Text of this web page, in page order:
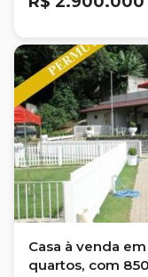
Casa à venda
quartos, com